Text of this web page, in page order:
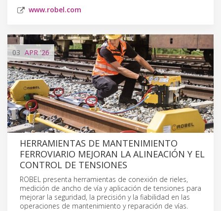
www.robel.com
03 APR'26
HERRAMIENTAS DE MANTENIMIENTO
FERROVIARIO MEJORAN LA ALINEACIÓN Y EL
CONTROL DE TENSIONES
ROBEL presenta herramientas de conexión de rieles,
medición de ancho de vía y aplicación de tensiones para
mejorar la seguridad, la precisión y la fiabilidad en las
operaciones de mantenimiento y reparación de vías.